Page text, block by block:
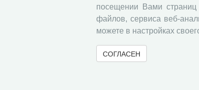
посещении Вами страниц
файлов, сервиса веб-
можете в настройках
СОГЛАСЕН